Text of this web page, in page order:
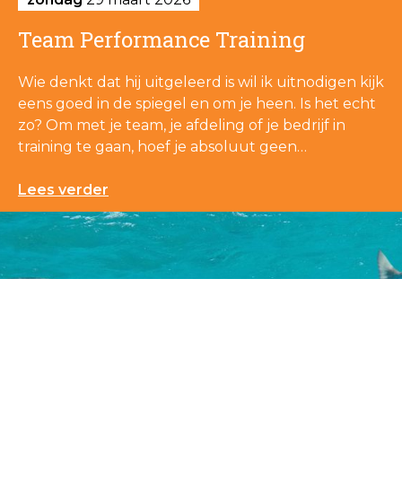
Team Performance Training
Wie denkt dat hij uitgeleerd is wil ik uitnodigen kijk
eens goed in de spiegel en om je heen. Is het echt
zo? Om met je team, je afdeling of je bedrijf in
training te gaan, hoef je absoluut geen…
Lees verder